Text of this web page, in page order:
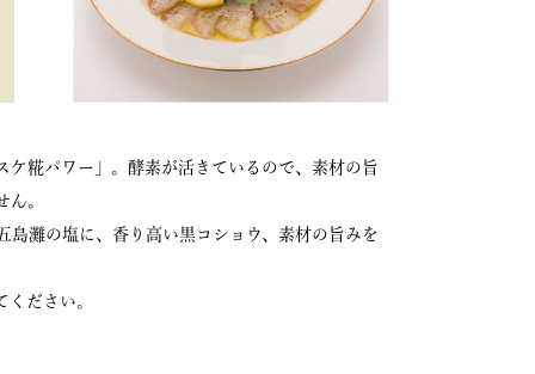
糀パワー」。酵素が活きているので、素材の旨
。
灘の塩に、香り高い黒コショウ、素材の旨みを
ださい。